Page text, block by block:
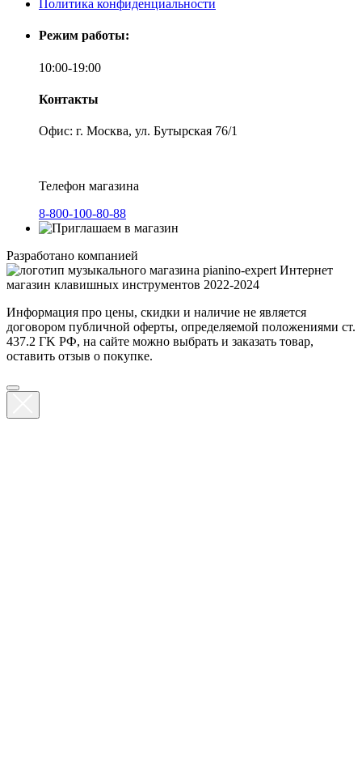
Политика конфиденциальности
Режим работы:
10:00-19:00
Контакты
Офис: г. Москва, ул. Бутырская 76/1
Телефон магазина
8-800-100-80-88
Разработано компанией
Интернет
магазин клавишных инструментов 2022-2024
Информация про цены, скидки и наличие не является
договором публичной оферты, определяемой положениями ст.
437.2 ГK РФ, на сайте можно выбрать и заказать товар,
оставить отзыв о покупке.